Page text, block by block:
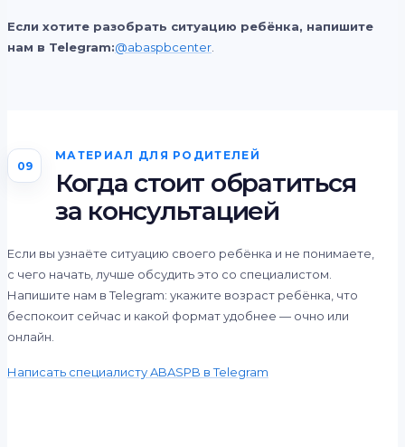
Если хотите разобрать ситуацию ребёнка, напишите
нам в Telegram:@abaspbcenter
09
МАТЕРИАЛ ДЛЯ РОДИТЕЛЕЙ
Когда стоит обратиться
за консультацией
Если вы узнаёте ситуацию своего ребёнка и не понимаете,
с чего начать, лучше обсудить это со специалистом.
Напишите нам в Telegram: укажите возраст ребёнка, что
беспокоит сейчас и какой формат удобнее — очно или
онлайн.
Написать специалисту ABASPB в Telegram